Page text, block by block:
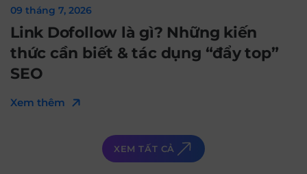
09 tháng 7, 2026
Link Dofollow là gì? Những kiến
thức cần biết & tác dụng “đẩy top”
SEO
Xem thêm
XEM TẤT CẢ